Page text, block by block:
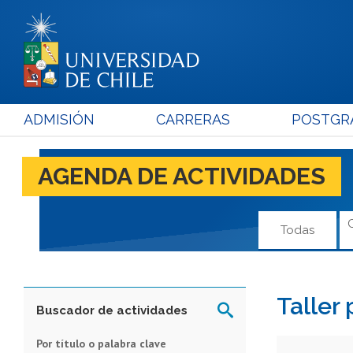
ADMISIÓN CARRERAS
AGENDA DE ACTIVIDADES
Todas
Taller
Buscador de actividades
Por título o palabra clave